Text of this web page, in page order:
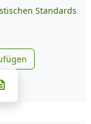
Standards
Google
auf Telegram
X